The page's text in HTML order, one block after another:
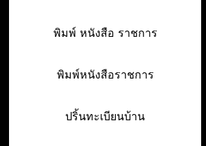
พิมพ์ หนังสือ ราชการ
พิมพ์หนังสือราชการ
ปริ้นทะเบียนบ้าน